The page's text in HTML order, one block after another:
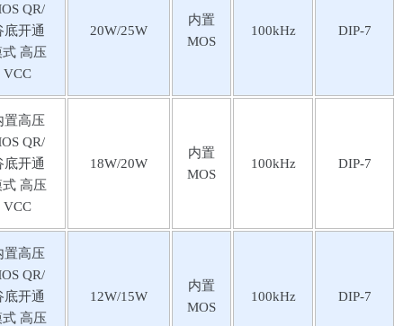
QR/
底开通
⾼压
VCC
20W/25W
内置
MOS
100kHz DIP-7
置⾼压
QR/
底开通
⾼压
VCC
18W/20W
内置
MOS
100kHz DIP-7
置⾼压
QR/
底开通
⾼压
12W/15W
内置
MOS
100kHz DIP-7